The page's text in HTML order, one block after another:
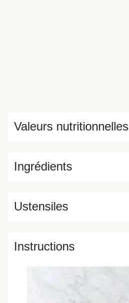
Ingrédients
Valeurs nutritionnelles
Ustensiles
Instructions